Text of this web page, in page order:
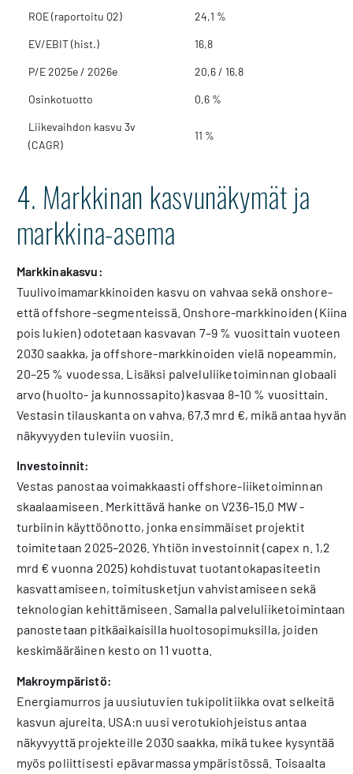
ROE (raportoitu Q2) 24,1 %
EV/EBIT (hist.) 16,8
P/E 2025e / 2026e 20,6 / 16,8
Osinkotuotto 0,6 %
Liikevaihdon kasvu 3v
(CAGR)
11 %
4. Markkinan kasvunäkymät ja
markkina-asema
Markkinakasvu:
Tuulivoimamarkkinoiden kasvu on vahvaa sekä onshore-
että offshore-segmenteissä. Onshore-markkinoiden (Kiina
pois lukien) odotetaan kasvavan 7–9 % vuosittain vuoteen
2030 saakka, ja offshore-markkinoiden vielä nopeammin,
20–25 % vuodessa. Lisäksi palveluliiketoiminnan globaali
arvo (huolto- ja kunnossapito) kasvaa 8–10 % vuosittain.
Vestasin tilauskanta on vahva, 67,3 mrd €, mikä antaa hyvän
näkyvyyden tuleviin vuosiin.
Investoinnit:
Vestas panostaa voimakkaasti offshore-liiketoiminnan
skaalaamiseen. Merkittävä hanke on V236-15.0 MW -
turbiinin käyttöönotto, jonka ensimmäiset projektit
toimitetaan 2025–2026. Yhtiön investoinnit (capex n. 1,2
mrd € vuonna 2025) kohdistuvat tuotantokapasiteetin
kasvattamiseen, toimitusketjun vahvistamiseen sekä
teknologian kehittämiseen. Samalla palveluliiketoimintaan
panostetaan pitkäaikaisilla huoltosopimuksilla, joiden
keskimääräinen kesto on 11 vuotta.
Makroympäristö:
Energiamurros ja uusiutuvien tukipolitiikka ovat selkeitä
kasvun ajureita. USA:n uusi verotukiohjeistus antaa
näkyvyyttä projekteille 2030 saakka, mikä tukee kysyntää
myös poliittisesti epävarmassa ympäristössä. Toisaalta